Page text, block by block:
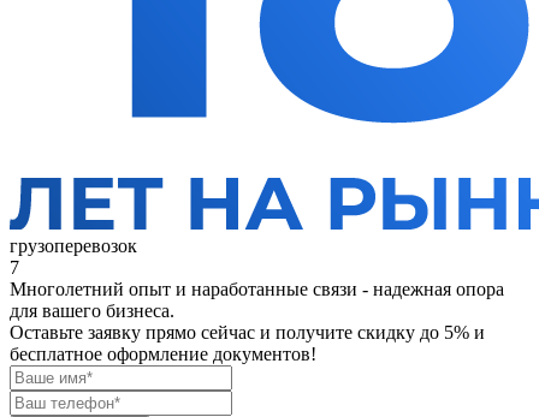
грузоперевозок
7
Многолетний опыт и наработанные связи - надежная опора
для вашего бизнеса.
Оставьте заявку прямо сейчас и получите скидку до 5% и
бесплатное оформление документов!